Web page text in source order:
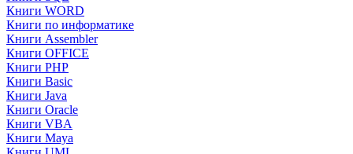
Книги WORD
Книги по информатике
Книги Assembler
Книги OFFICE
Книги PHP
Книги Basic
Книги Java
Книги Oracle
Книги VBA
Книги Maya